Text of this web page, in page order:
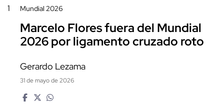
1 Mundial 2026
Marcelo Flores fuera del Mundial
2026 por ligamento cruzado roto
Gerardo Lezama
31 de mayo de 2026